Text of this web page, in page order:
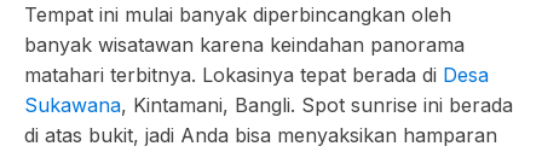
Tempat ini mulai banyak diperbincangkan oleh
banyak wisatawan karena keindahan panorama
matahari terbitnya. Lokasinya tepat berada di Desa
Sukawana, Kintamani, Bangli. Spot sunrise ini berada
di atas bukit, jadi Anda bisa menyaksikan hamparan